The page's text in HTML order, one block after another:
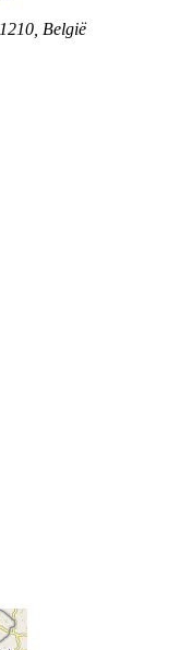
1210 België